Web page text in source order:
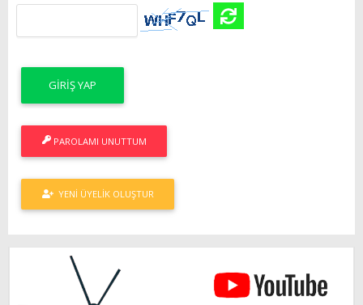
PAROLAMI UNUTTUM
YENI ÜYELIK OLUŞTUR